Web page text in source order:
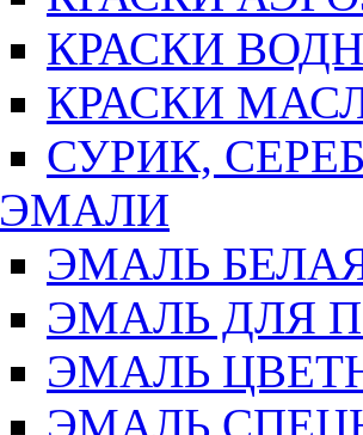
КРАСКИ
КРАСКИ
СУРИК,
ЭМАЛИ
ЭМАЛЬ
ЭМАЛЬ ДЛЯ
ЭМАЛЬ